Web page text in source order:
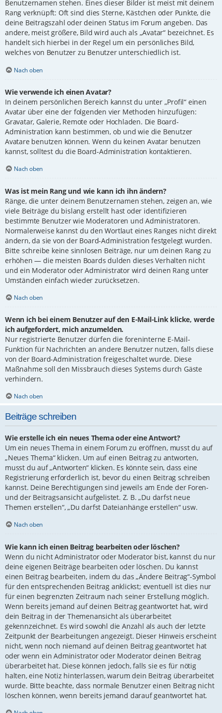
Benutzernamen stehen. Eines dieser Bilder ist meist mit deinem
Rang verknüpft: Oft sind dies Sterne, Kästchen oder Punkte, die
deine Beitragszahl oder deinen Status im Forum angeben. Das
andere, meist größere, Bild wird auch als „Avatar“ bezeichnet. Es
handelt sich hierbei in der Regel um ein persönliches Bild,
welches von Benutzer zu Benutzer unterschiedlich ist.
Nach oben
Wie verwende ich einen Avatar?
In deinem persönlichen Bereich kannst du unter „Profil“ einen
Avatar über eine der folgenden vier Methoden hinzufügen:
Gravatar, Galerie, Remote oder Hochladen. Die Board-
Administration kann bestimmen, ob und wie die Benutzer
Avatare benutzen können. Wenn du keinen Avatar benutzen
kannst, solltest du die Board-Administration kontaktieren.
Nach oben
Was ist mein Rang und wie kann ich ihn ändern?
Ränge, die unter deinem Benutzernamen stehen, zeigen an, wie
viele Beiträge du bislang erstellt hast oder identifizieren
bestimmte Benutzer wie Moderatoren und Administratoren.
Normalerweise kannst du den Wortlaut eines Ranges nicht direkt
ändern, da sie von der Board-Administration festgelegt wurden.
Bitte schreibe keine sinnlosen Beiträge, nur um deinen Rang zu
erhöhen — die meisten Boards dulden dieses Verhalten nicht
und ein Moderator oder Administrator wird deinen Rang unter
Umständen einfach wieder zurücksetzen.
Nach oben
Wenn ich bei einem Benutzer auf den E-Mail-Link klicke, werde
ich aufgefordert, mich anzumelden.
Nur registrierte Benutzer dürfen die foreninterne E-Mail-
Funktion für Nachrichten an andere Benutzer nutzen, falls diese
von der Board-Administration freigeschaltet wurde. Diese
Maßnahme soll den Missbrauch dieses Systems durch Gäste
verhindern.
Nach oben
Beiträge schreiben
Wie erstelle ich ein neues Thema oder eine Antwort?
Um ein neues Thema in einem Forum zu eröffnen, musst du auf
„Neues Thema“ klicken. Um auf einen Beitrag zu antworten,
musst du auf „Antworten“ klicken. Es könnte sein, dass eine
Registrierung erforderlich ist, bevor du einen Beitrag schreiben
kannst. Deine Berechtigungen sind jeweils am Ende der Foren-
und der Beitragsansicht aufgelistet. Z. B. „Du darfst neue
Themen erstellen“, „Du darfst Dateianhänge erstellen“ usw.
Nach oben
Wie kann ich einen Beitrag bearbeiten oder löschen?
Wenn du nicht Administrator oder Moderator bist, kannst du nur
deine eigenen Beiträge bearbeiten oder löschen. Du kannst
einen Beitrag bearbeiten, indem du das „Ändere Beitrag“-Symbol
für den entsprechenden Beitrag anklickst; eventuell ist dies nur
für einen begrenzten Zeitraum nach seiner Erstellung möglich.
Wenn bereits jemand auf deinen Beitrag geantwortet hat, wird
dein Beitrag in der Themenansicht als überarbeitet
gekennzeichnet. Es wird sowohl die Anzahl als auch der letzte
Zeitpunkt der Bearbeitungen angezeigt. Dieser Hinweis erscheint
nicht, wenn noch niemand auf deinen Beitrag geantwortet hat
oder wenn ein Administrator oder Moderator deinen Beitrag
überarbeitet hat. Diese können jedoch, falls sie es für nötig
halten, eine Notiz hinterlassen, warum dein Beitrag überarbeitet
wurde. Bitte beachte, dass normale Benutzer einen Beitrag nicht
löschen können, wenn bereits jemand darauf geantwortet hat.